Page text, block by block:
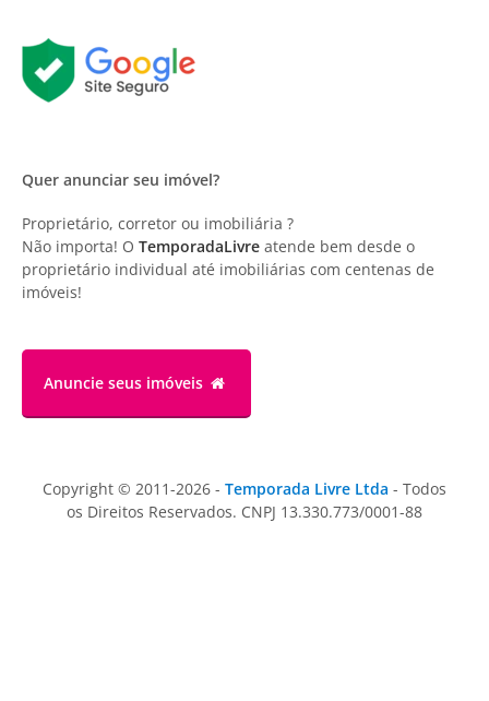
Quer anunciar seu imóvel?
Proprietário, corretor ou imobiliária ?
Não importa! O TemporadaLivre atende bem desde o
proprietário individual até imobiliárias com centenas de
imóveis!
Anuncie seus imóveis
Copyright © 2011-2026 - Temporada Livre Ltda - Todos
os Direitos Reservados. CNPJ 13.330.773/0001-88